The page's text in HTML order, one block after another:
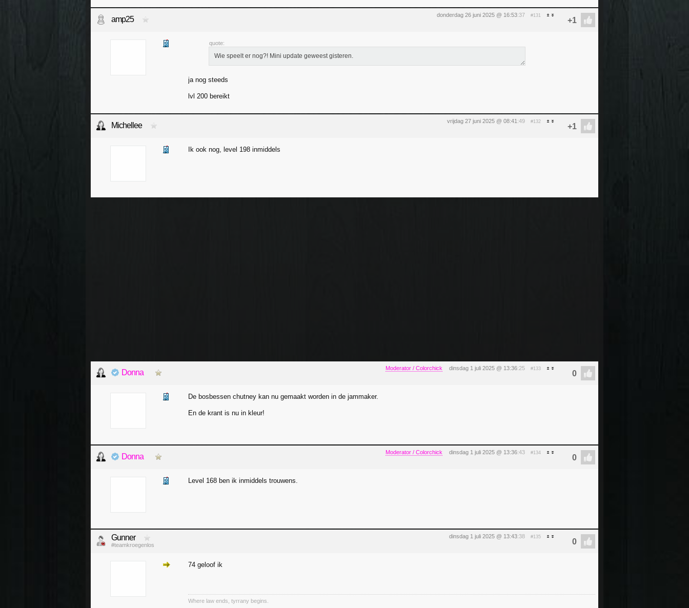
donderdag 26 juni 2025 @ 16:53:37 #131
amp25
quote:
Wie speelt er nog?! Mini update geweest gisteren.
ja nog steeds
lvl 200 bereikt
vrijdag 27 juni 2025 @ 08:41 :49 #132
Michellee
Ik ook nog, level 198 inmiddels
Moderator / Colorchick dinsdag 1 juli 2025 @ 13:36:25 #133
Donna
De bosbessen chutney kan nu gemaakt worden in de jammaker.
En de krant is nu in kleur!
Moderator / Colorchick dinsdag 1 juli 2025 @ 13:36:43 #134
Donna
Level 168 ben ik inmiddels trouwens.
dinsdag 1 juli 2025 @ 13:43:38 #135
Gunner
#teamkroegenlos
74 geloof ik
Where law ends, tyrrany begins.